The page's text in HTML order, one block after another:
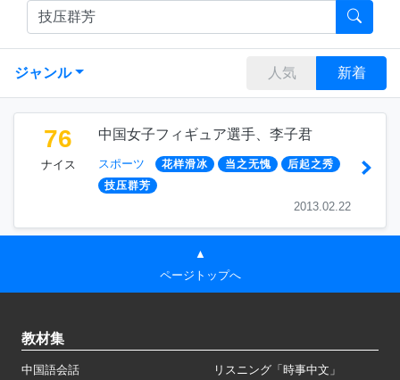
ジャンル 人気 新着
76
ナイス
中国女子フィギュア選手、李子君
スポーツ 花样滑冰 当之无愧
后起之秀
技压群芳
2013.02.22
▲
ページトップへ
教材集
中国語会話
リスニング「時事中文」